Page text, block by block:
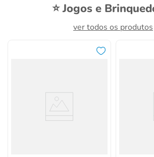
⭐ Jogos e
ver todos os produtos